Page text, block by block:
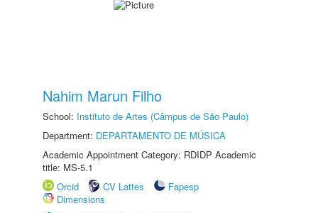
Nahim Marun Filho
School: Instituto de Artes (Câmpus de São Paulo)
Department: DEPARTAMENTO DE MÚSICA
Academic Appointment Category: RDIDP Academic
title: MS-5.1
Orcid
CV Lattes
Fapesp
Dimensions